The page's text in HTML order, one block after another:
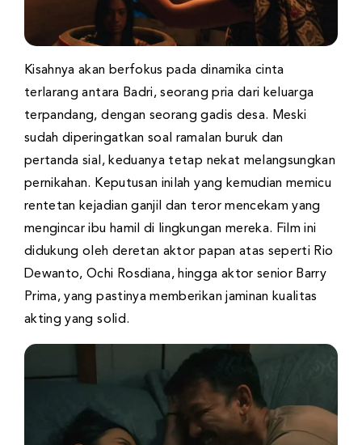
Kisahnya akan berfokus pada dinamika cinta
terlarang antara Badri, seorang pria dari keluarga
terpandang, dengan seorang gadis desa. Meski
sudah diperingatkan soal ramalan buruk dan
pertanda sial, keduanya tetap nekat melangsungkan
pernikahan. Keputusan inilah yang kemudian memicu
rentetan kejadian ganjil dan teror mencekam yang
mengincar ibu hamil di lingkungan mereka. Film ini
didukung oleh deretan aktor papan atas seperti Rio
Dewanto, Ochi Rosdiana, hingga aktor senior Barry
Prima, yang pastinya memberikan jaminan kualitas
akting yang solid.